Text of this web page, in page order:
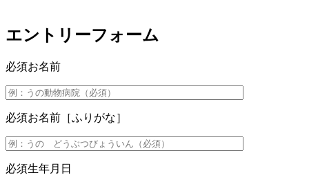
エントリーフォーム
必須お名前
必須お名前［ふりがな］
必須生年月日